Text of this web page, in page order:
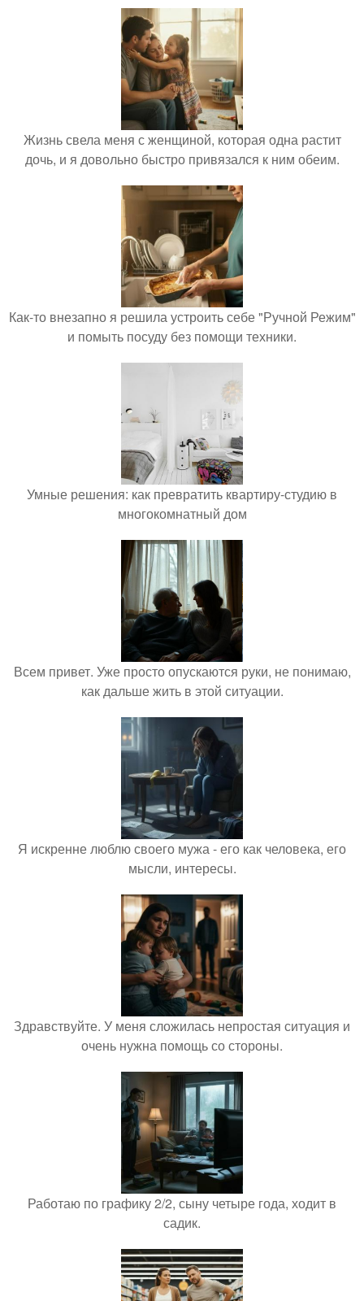
Жизнь свела меня с женщиной, которая одна растит
дочь, и я довольно быстро привязался к ним обеим.
Как-то внезапно я решила устроить себе "Ручной Режим"
и помыть посуду без помощи техники.
Умные решения: как превратить квартиру-студию в
многокомнатный дом
Всем привет. Уже просто опускаются руки, не понимаю,
как дальше жить в этой ситуации.
Я искренне люблю своего мужа - его как человека, его
мысли, интересы.
Здравствуйте. У меня сложилась непростая ситуация и
очень нужна помощь со стороны.
Работаю по графику 2/2, сыну четыре года, ходит в
садик.